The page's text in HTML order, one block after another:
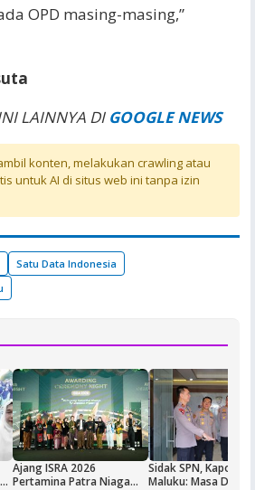
OPD masing-masing,”
LAINNYA DI GOOGLE NEWS
konten, melakukan crawling atau
untuk AI di situs web ini tanpa izin
Satu Data Indonesia
Ajang ISRA 2026
Pertamina Patra Niaga
Sidak SPN, Kapolda
Maluku: Masa